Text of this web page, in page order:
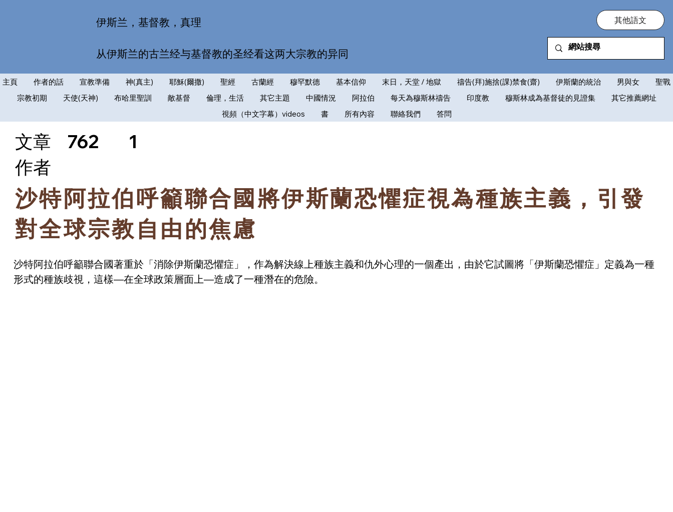
伊斯兰，基督教，真理
从伊斯兰的古兰经与基督教的圣经看这两大宗教的异同
其他語文
主頁 作者的話 宣教準備 神(真主) 耶穌(爾撒) 聖經 古蘭經 穆罕默德 基本信仰 末日，天堂 / 地獄 禱告(拜)施捨(課)禁食(齋) 伊斯蘭的統治 男與女
聖戰
宗教初期
天使(天神) 布哈里聖訓 敵基督 倫理，生活 其它主題 中國情況 阿拉伯 每天為穆斯林禱告 印度教 穆斯林成為基督徒的見證集
其它推薦網址
視頻（中文字幕）videos
書 所有內容 聯絡我們 答問
文章 762
1
​作者
沙特阿拉伯呼籲聯合國將伊斯蘭恐懼症視為種族主義，引發
對全球宗教自由的焦慮
沙特阿拉伯呼籲聯合國著重於「消除伊斯蘭恐懼症」，作為解決線上種族主義和仇外心理的一個產出，由於它試圖將「伊斯蘭恐懼症」定義為一種
形式的種族歧視，這樣—在全球政策層面上—造成了一種潛在的危險。